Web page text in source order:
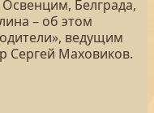
Белграда,
– об этом
ведущим
Сергей Маховиков.